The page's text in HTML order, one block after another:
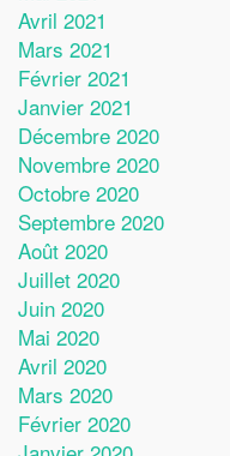
Avril 2021
Mars 2021
Février 2021
Janvier 2021
Décembre 2020
Novembre 2020
Octobre 2020
Septembre 2020
Août 2020
Juillet 2020
Juin 2020
Mai 2020
Avril 2020
Mars 2020
Février 2020